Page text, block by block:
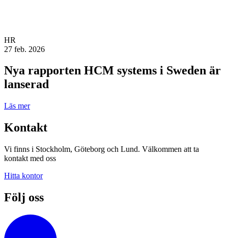
HR
27 feb. 2026
Nya rapporten HCM systems i Sweden är
lanserad
Läs mer
Kontakt
Vi finns i Stockholm, Göteborg och Lund. Välkommen att ta
kontakt med oss
Hitta kontor
Följ oss